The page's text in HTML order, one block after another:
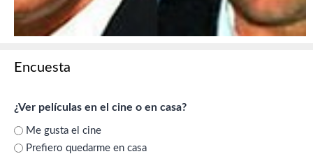
Encuesta
¿Ver películas en el cine o en casa?
Me gusta el cine
Prefiero quedarme en casa